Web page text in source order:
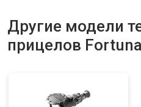
Другие модели
прицелов Fortuna